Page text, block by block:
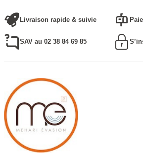
Livraison rapide & suivie
SAV au 02 38 84 69 85